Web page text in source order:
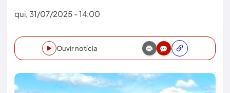
qui, 31/07/2025 - 14:00
Ouvir notícia